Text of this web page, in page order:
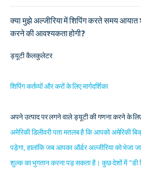
क्या मुझे अल्जीरिया में शिपिंग करते समय
करने की आवश्यकता होगी?
ड्यूटी कैलकुलेटर
शिपिंग कर्तव्यों और करों के लिए मार्गदर्शिका
अपने उत्पाद पर लगने वाले ड्यूटी की गणना करने के
अमेरिकी डिलीवरी पता मतलब है कि आपको अमेरिकी
पड़ेगा, हालांकि जब आपका ऑर्डर अल्जीरिया को भेजा
शुल्क का भुगतान करना पड़ सकता है। कुछ देशों में "डी